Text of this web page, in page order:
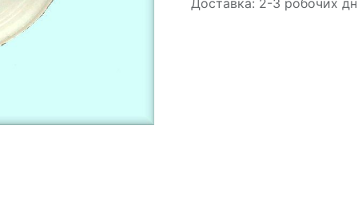
Доставка: 2-3 робочих